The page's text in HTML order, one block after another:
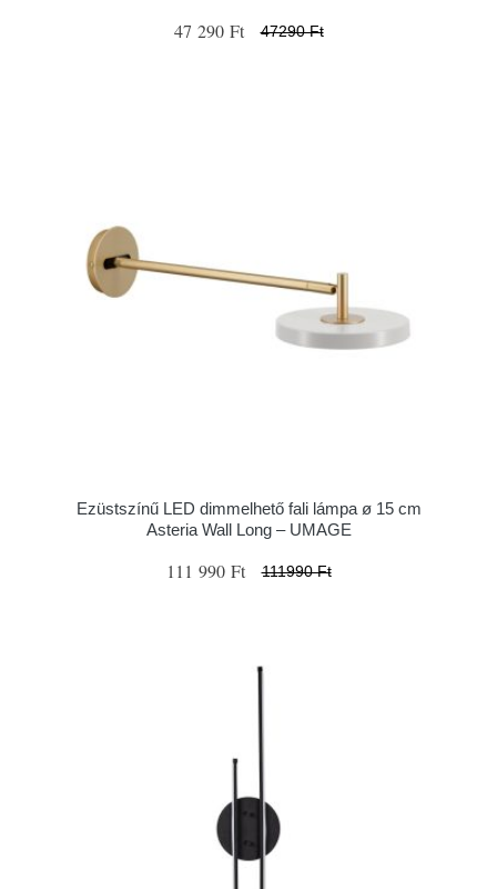
47 290 Ft 47290 Ft
Ezüstszínű LED dimmelhető fali lámpa ø 15 cm
Asteria Wall Long – UMAGE
111 990 Ft 111990 Ft